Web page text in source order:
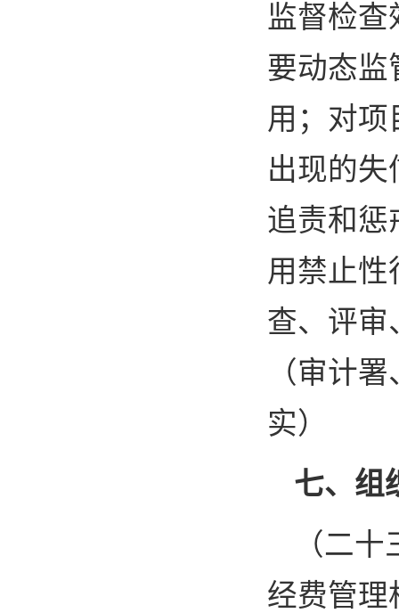
监督检
要动态监
用；对
出现的
追责和惩
用禁止
查、评审
（审计
实）
七、组
（二
经费管理